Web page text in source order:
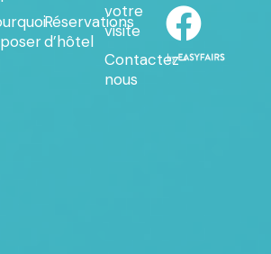
Réservations
d’hôtel
votre
visite
Contactez-
nous